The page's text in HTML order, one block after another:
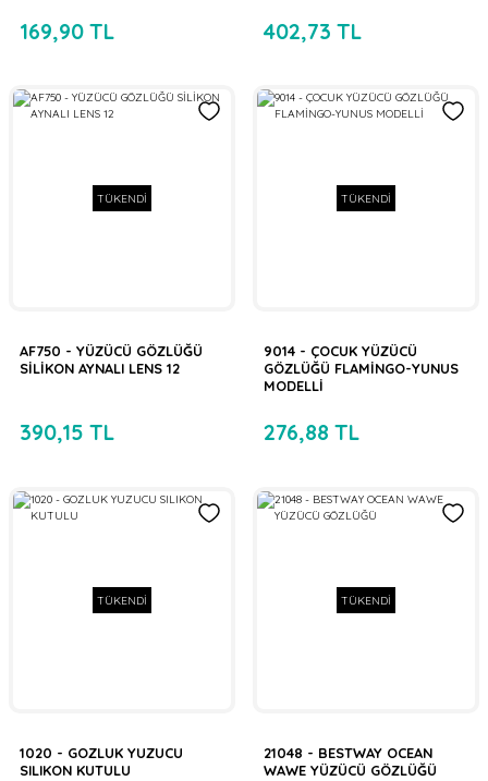
169,90 TL 402,73 TL
TÜKENDİ
AF750 - YÜZÜCÜ GÖZLÜĞÜ
SİLİKON AYNALI LENS 12
390,15 TL
TÜKENDİ
9014 - ÇOCUK YÜZÜCÜ
GÖZLÜĞÜ FLAMİNGO-YUNUS
MODELLİ
276,88 TL
TÜKENDİ
1020 - GOZLUK YUZUCU
SILIKON KUTULU
TÜKENDİ
21048 - BESTWAY OCEAN
WAWE YÜZÜCÜ GÖZLÜĞÜ